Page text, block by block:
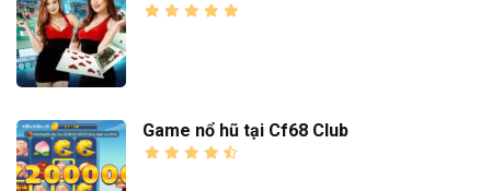
Game nổ hũ tại Cf68 Club